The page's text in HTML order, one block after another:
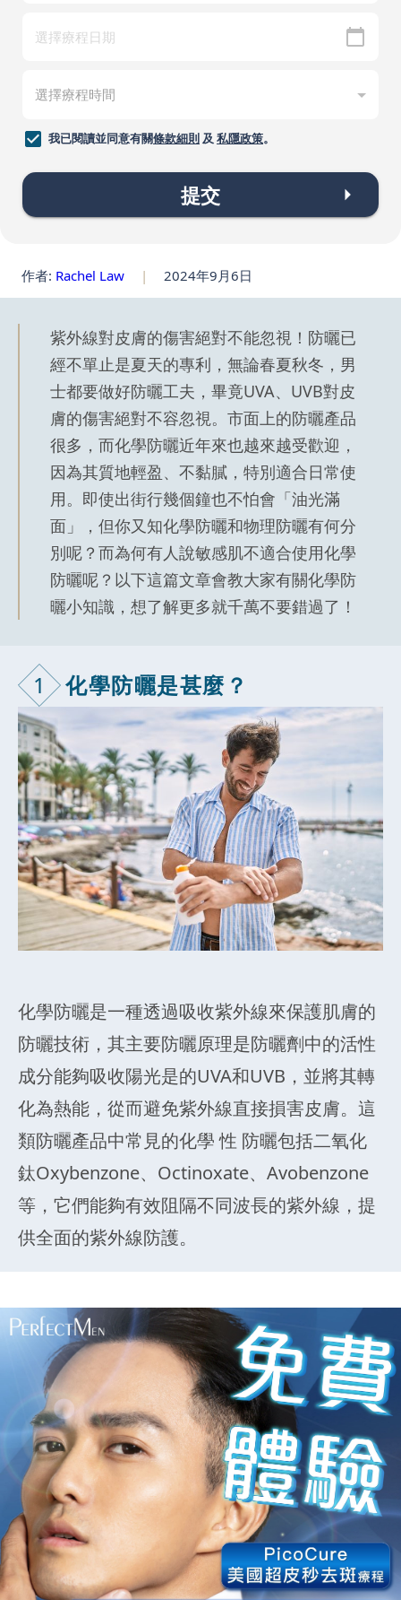
我已閱讀並同意有關條款細則及 私隱政策。
提交
作者: Rachel Law | 2024年9月6日
紫外線對皮膚的傷害絕對不能忽視！防曬已
經不單止是夏天的專利，無論春夏秋冬，男
士都要做好防曬工夫，畢竟UVA、UVB對皮
膚的傷害絕對不容忽視。市面上的防曬產品
很多，而化學防曬近年來也越來越受歡迎，
因為其質地輕盈、不黏膩，特別適合日常使
用。即使出街行幾個鐘也不怕會「油光滿
面」，但你又知化學防曬和物理防曬有何分
別呢？而為何有人說敏感肌不適合使用化學
防曬呢？以下這篇文章會教大家有關化學防
曬小知識，想了解更多就千萬不要錯過了！
1 化學防曬是甚麼？
化學防曬是一種透過吸收紫外線來保護肌膚的
防曬技術，其主要防曬原理是防曬劑中的活性
成分能夠吸收陽光是的UVA和UVB，並將其轉
化為熱能，從而避免紫外線直接損害皮膚。這
類防曬產品中常見的化學 性 防曬包括二氧化
鈦Oxybenzone、Octinoxate、Avobenzone
等，它們能夠有效阻隔不同波長的紫外線，提
供全面的紫外線防護。